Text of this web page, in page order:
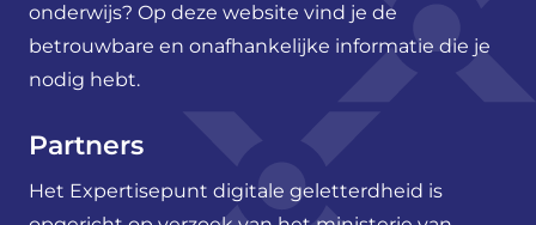
onderwijs? Op deze website vind je de
betrouwbare en onafhankelijke informatie die je
nodig hebt.
Partners
Het Expertisepunt digitale geletterdheid is